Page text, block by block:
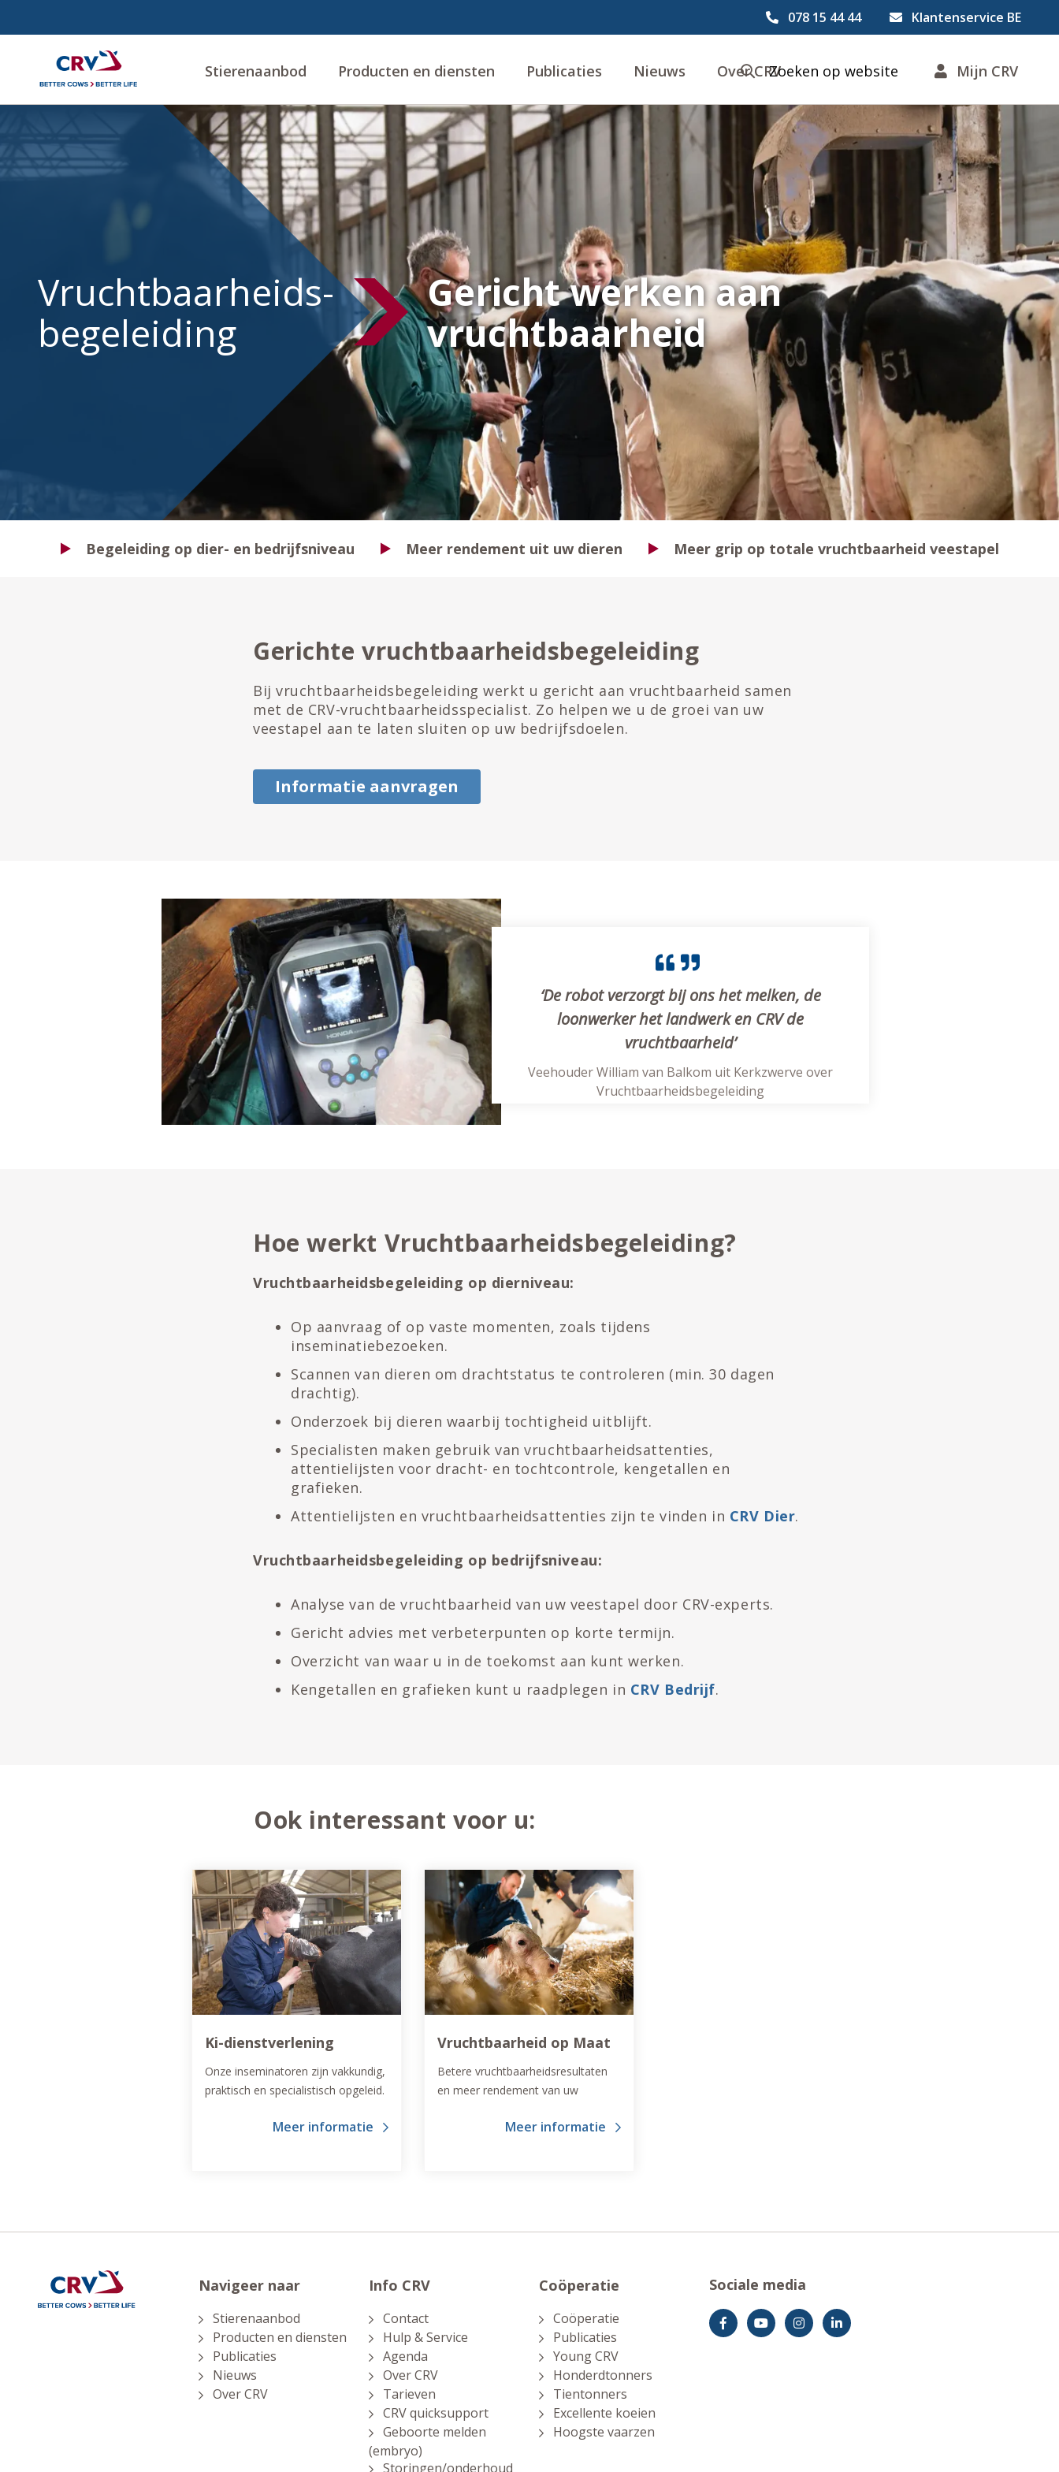
078 15 44 44 Klantenservice BE
Stierenaanbod Producten en diensten Publicaties Nieuws Over CRVZoeken op website Mijn CRV
Vruchtbaarheidsbegeleiding
Vruchtbaarheids-
begeleiding
Gericht werken aan
vruchtbaarheid
Begeleiding op dier- en bedrijfsniveau Meer rendement uit uw dieren Meer grip op totale vruchtbaarheid veestapel
Gerichte vruchtbaarheidsbegeleiding
Bij vruchtbaarheidsbegeleiding werkt u gericht aan vruchtbaarheid samen
met de CRV-vruchtbaarheidsspecialist. Zo helpen we u de groei van uw
veestapel aan te laten sluiten op uw bedrijfsdoelen.
Informatie aanvragen
‘De robot verzorgt bij ons het melken, de
loonwerker het landwerk en CRV de
vruchtbaarheid’
Veehouder William van Balkom uit Kerkzwerve over
Vruchtbaarheidsbegeleiding
Hoe werkt Vruchtbaarheidsbegeleiding?
Vruchtbaarheidsbegeleiding op dierniveau:
Op aanvraag of op vaste momenten, zoals tijdens
inseminatiebezoeken.
Scannen van dieren om drachtstatus te controleren (min. 30 dagen
drachtig).
Onderzoek bij dieren waarbij tochtigheid uitblijft.
Specialisten maken gebruik van vruchtbaarheidsattenties,
attentielijsten voor dracht- en tochtcontrole, kengetallen en
grafieken.
Attentielijsten en vruchtbaarheidsattenties zijn te vinden in CRV Dier.
Vruchtbaarheidsbegeleiding op bedrijfsniveau:
Analyse van de vruchtbaarheid van uw veestapel door CRV-experts.
Gericht advies met verbeterpunten op korte termijn.
Overzicht van waar u in de toekomst aan kunt werken.
Kengetallen en grafieken kunt u raadplegen in CRV Bedrijf.
Ook interessant voor u:
Ki-dienstverlening
Onze inseminatoren zijn vakkundig,
praktisch en specialistisch opgeleid.
vruchtbaarheid én 365 dagen per
Meer informatie
Vruchtbaarheid op Maat
Betere vruchtbaarheidsresultaten
en meer rendement van uw
Maat. Naar wens ingericht en voor
Meer informatie
Navigeer naar
Stierenaanbod
Producten en diensten
Publicaties
Nieuws
Over CRV
Info CRV
Contact
Hulp & Service
Agenda
Over CRV
Tarieven
CRV quicksupport
Geboorte melden
(embryo)
Storingen/onderhoud
Coöperatie
Coöperatie
Publicaties
Young CRV
Honderdtonners
Tientonners
Excellente koeien
Hoogste vaarzen
Sociale media